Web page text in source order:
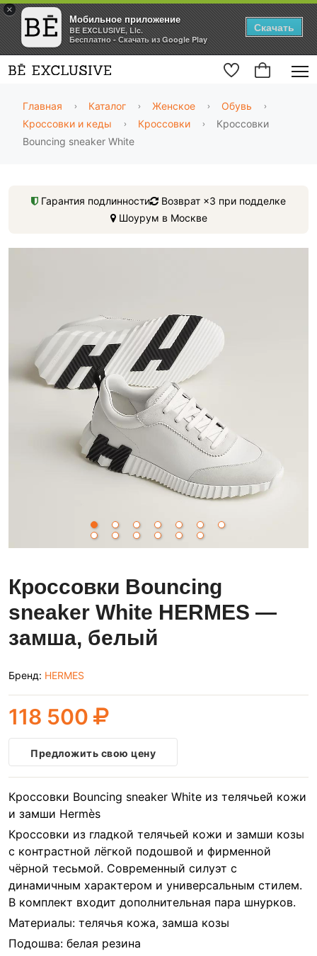
×
Мобильное приложение
BE EXCLUSIVE, Llc.
Бесплатно - Скачать из Google Play
Скачать
Главная Каталог Женское
Обувь
Кроссовки и кеды
Кроссовки
Кроссовки
Bouncing sneaker White
Гарантия подлинности
Возврат ×3 при подделке
Шоурум в Москве
Кроссовки Bouncing
sneaker White HERMES —
замша, белый
Бренд: HERMES
118 500
Предложить свою цену
Кроссовки Bouncing sneaker White из телячьей кожи
и замши Hermès
Кроссовки из гладкой телячьей кожи и замши козы
с контрастной лёгкой подошвой и фирменной
чёрной тесьмой. Современный силуэт с
динамичным характером и универсальным стилем.
В комплект входит дополнительная пара шнурков.
Материалы: телячья кожа, замша козы
Подошва: белая резина